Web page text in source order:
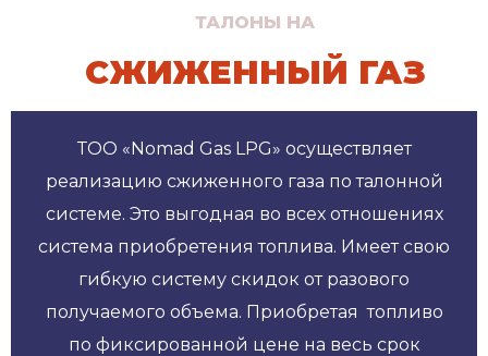
ТАЛОНЫ НА
СЖИЖЕННЫЙ ГАЗ
ТОО «Nomad Gas LPG» осуществляет
реализацию сжиженного газа по талонной
системе. Это выгодная во всех отношениях
система приобретения топлива. Имеет свою
гибкую систему скидок от разового
получаемого объема. Приобретая топливо
по фиксированной цене на весь срок